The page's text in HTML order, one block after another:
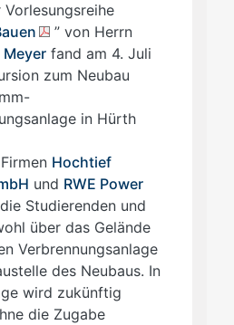
Vorlesungsreihe
” von Herrn
Meyer fand am 4. Juli
zum Neubau
in Hürth
Hochtief
und RWE Power
Studierenden und
über das Gelände
Verbrennungsanlage
des Neubaus. In
wird zukünftig
die Zugabe